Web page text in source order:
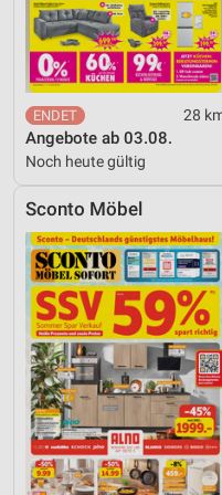
28
Angebote ab 03.08.
Noch heute gültig
Sconto Möbel
Inhalten
IAB-Besonderheiten:
Verwendung genauer
Geräte anhand von aktiv
Informationen
Performance
Funktional
Werbung